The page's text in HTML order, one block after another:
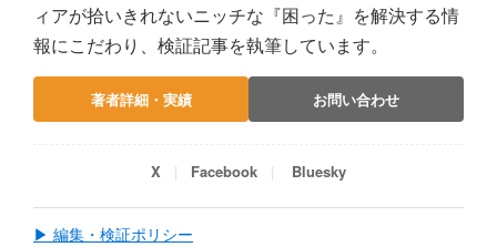
ィアが拾いきれないニッチな『困った』を解決する情
報にこだわり、検証記事を執筆しています。
著者詳細・実績 お問い合わせ
X Facebook Bluesky
▶ 編集・検証ポリシー